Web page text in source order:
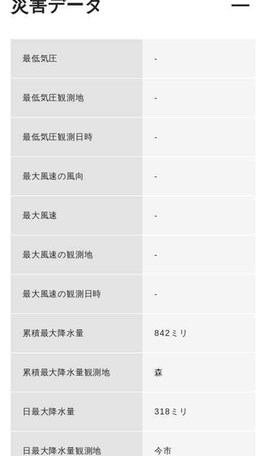
災害データ
最低気圧 -
最低気圧観測地 -
最低気圧観測日時 -
最大風速の風向 -
最大風速 -
最大風速の観測地 -
最大風速の観測日時 -
累積最大降水量 842ミリ
累積最大降水量観測地 森
日最大降水量 318ミリ
日最大降水量観測地 今市